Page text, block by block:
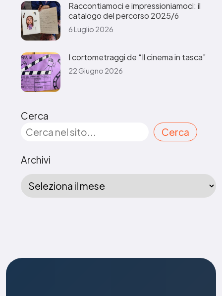
Raccontiamoci e impressioniamoci: il
catalogo del percorso 2025/6
6 Luglio 2026
I cortometraggi de “Il cinema in tasca”
22 Giugno 2026
Cerca
Cerca
Archivi